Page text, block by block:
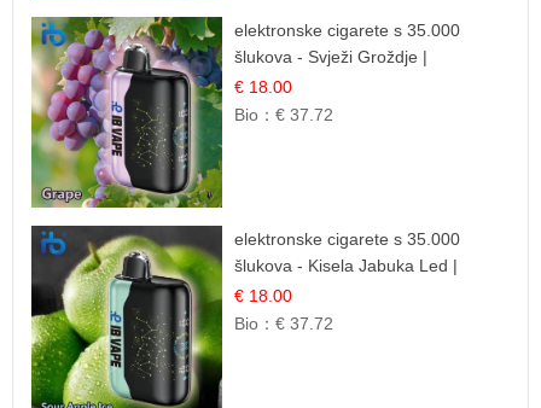
elektronske cigarete s 35.000
šlukova - Svježi Groždje |
Osježavajuća Voćna Aroma
€ 18.00
Bio：€ 37.72
elektronske cigarete s 35.000
šlukova - Kisela Jabuka Led |
Osježavajući Kiselo-Slatki Okus
€ 18.00
Bio：€ 37.72